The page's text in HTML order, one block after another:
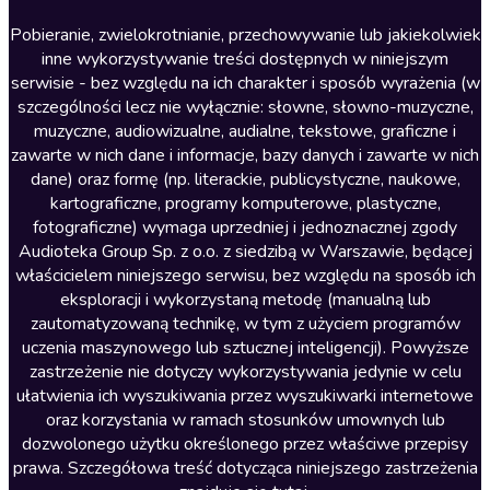
Literatura anglojęzyczna
Literatura faktu
Literatura obyczajowa
Literatura piękna obca
Literatura piękna polska
Nagrania relaksacyjne
Nauka języków
Nauki humanistyczne
Podcasty i audycje
Polityka
Prasa
Religia
Romans
Pobieranie, zwielokrotnianie, przechowywanie lub jakiekolwiek
inne wykorzystywanie treści dostępnych w niniejszym
serwisie - bez względu na ich charakter i sposób wyrażenia (w
szczególności lecz nie wyłącznie: słowne, słowno-muzyczne,
muzyczne, audiowizualne, audialne, tekstowe, graficzne i
zawarte w nich dane i informacje, bazy danych i zawarte w nich
dane) oraz formę (np. literackie, publicystyczne, naukowe,
kartograficzne, programy komputerowe, plastyczne,
fotograficzne) wymaga uprzedniej i jednoznacznej zgody
Audioteka Group Sp. z o.o. z siedzibą w Warszawie, będącej
właścicielem niniejszego serwisu, bez względu na sposób ich
eksploracji i wykorzystaną metodę (manualną lub
zautomatyzowaną technikę, w tym z użyciem programów
uczenia maszynowego lub sztucznej inteligencji). Powyższe
zastrzeżenie nie dotyczy wykorzystywania jedynie w celu
ułatwienia ich wyszukiwania przez wyszukiwarki internetowe
oraz korzystania w ramach stosunków umownych lub
dozwolonego użytku określonego przez właściwe przepisy
prawa. Szczegółowa treść dotycząca niniejszego zastrzeżenia